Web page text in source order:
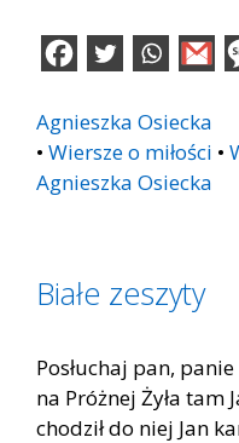
Agnieszka Osiecka
• Wiersze o miłości •
Agnieszka Osiecka
Białe zeszyty
Posłuchaj pan,
na Próżnej Żyła tam
chodził do niej Jan